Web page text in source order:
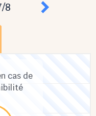
8
cas de